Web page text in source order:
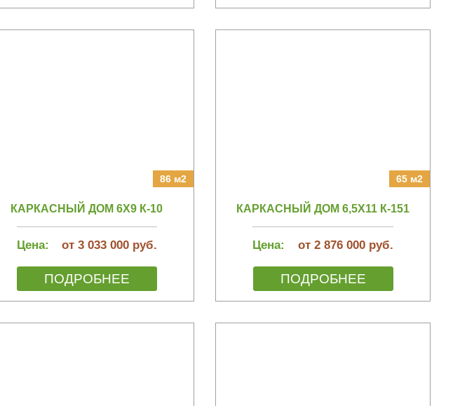
86 м2
КАРКАСНЫЙ ДОМ 6Х9 К-10
Цена: от 3 033 000 руб.
ПОДРОБНЕЕ
65 м2
КАРКАСНЫЙ ДОМ 6,5Х11 К-151
Цена: от 2 876 000 руб.
ПОДРОБНЕЕ